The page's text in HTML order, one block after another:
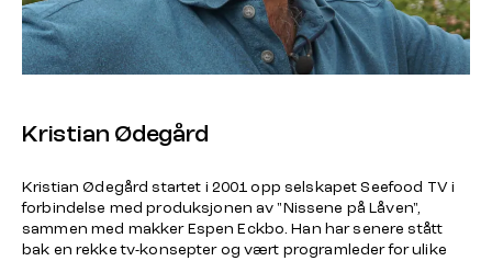
Kristian Ødegård
Kristian Ødegård startet i 2001 opp selskapet Seefood TV i
forbindelse med produksjonen av "Nissene på Låven",
sammen med makker Espen Eckbo. Han har senere stått
bak en rekke tv-konsepter og vært programleder for ulike